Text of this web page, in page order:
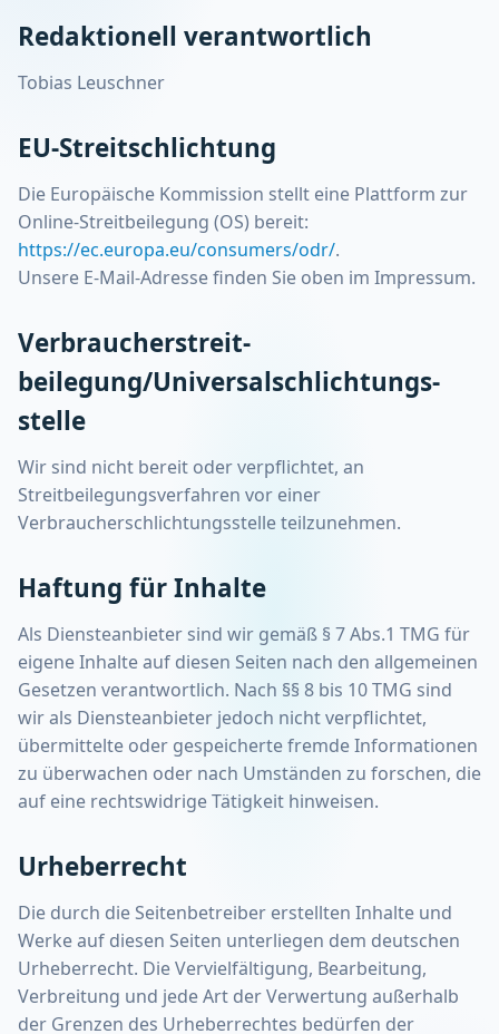
Redaktionell verantwortlich
Tobias Leuschner
EU-Streitschlichtung
Die Europäische Kommission stellt eine Plattform zur
Online-Streitbeilegung (OS) bereit:
https://ec.europa.eu/consumers/odr/.
Unsere E-Mail-Adresse finden Sie oben im Impressum.
Verbraucher­streit­
beilegung/Universal­schlichtungs­
stelle
Wir sind nicht bereit oder verpflichtet, an
Streitbeilegungsverfahren vor einer
Verbraucherschlichtungsstelle teilzunehmen.
Haftung für Inhalte
Als Diensteanbieter sind wir gemäß § 7 Abs.1 TMG für
eigene Inhalte auf diesen Seiten nach den allgemeinen
Gesetzen verantwortlich. Nach §§ 8 bis 10 TMG sind
wir als Diensteanbieter jedoch nicht verpflichtet,
übermittelte oder gespeicherte fremde Informationen
zu überwachen oder nach Umständen zu forschen, die
auf eine rechtswidrige Tätigkeit hinweisen.
Urheberrecht
Die durch die Seitenbetreiber erstellten Inhalte und
Werke auf diesen Seiten unterliegen dem deutschen
Urheberrecht. Die Vervielfältigung, Bearbeitung,
Verbreitung und jede Art der Verwertung außerhalb
der Grenzen des Urheberrechtes bedürfen der